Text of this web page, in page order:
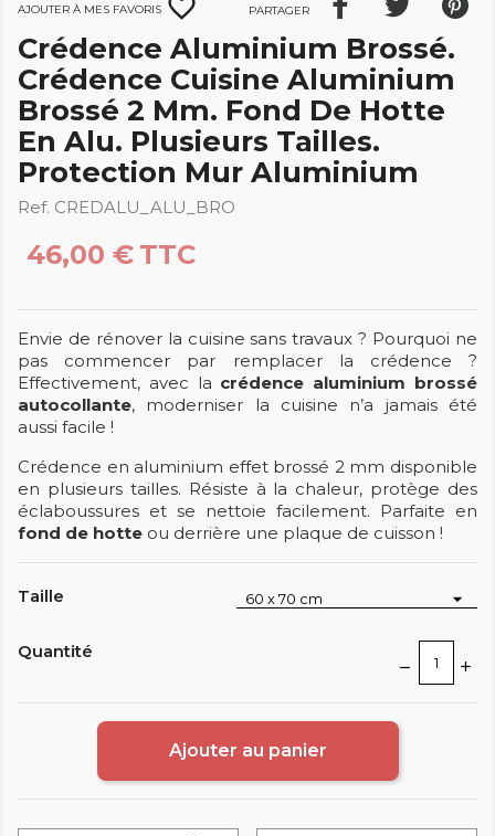
Ajouter à mes favoris favorite_border Partager
Crédence Aluminium Brossé.
Crédence Cuisine Aluminium
Brossé 2 Mm. Fond De Hotte
En Alu. Plusieurs Tailles.
Protection Mur Aluminium
Ref. CREDALU_ALU_BRO
46,00 € TTC
Envie de rénover la cuisine sans travaux ? Pourquoi ne
pas commencer par remplacer la crédence ?
Effectivement, avec la crédence aluminium brossé
autocollante, moderniser la cuisine n’a jamais été
aussi facile !
Crédence en aluminium effet brossé 2 mm disponible
en plusieurs tailles. Résiste à la chaleur, protège des
éclaboussures et se nettoie facilement. Parfaite en
fond de hotte ou derrière une plaque de cuisson !
Taille
Quantité
Ajouter au panier